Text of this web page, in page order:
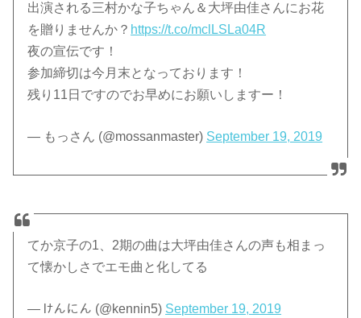
出演される三村かな子ちゃん＆大坪由佳さんにお花
を贈りませんか？ https://t.co/mclLSLa04R
夜の宣伝です！
参加締切は今月末となっております！
残り11日ですのでお早めにお願いしますー！
— もっさん (@mossanmaster) September 19, 2019
てか京子の1、2期の曲は大坪由佳さんの声も相まっ
て懐かしさでエモ曲と化してる
— lﾅんにん (@kennin5) September 19, 2019